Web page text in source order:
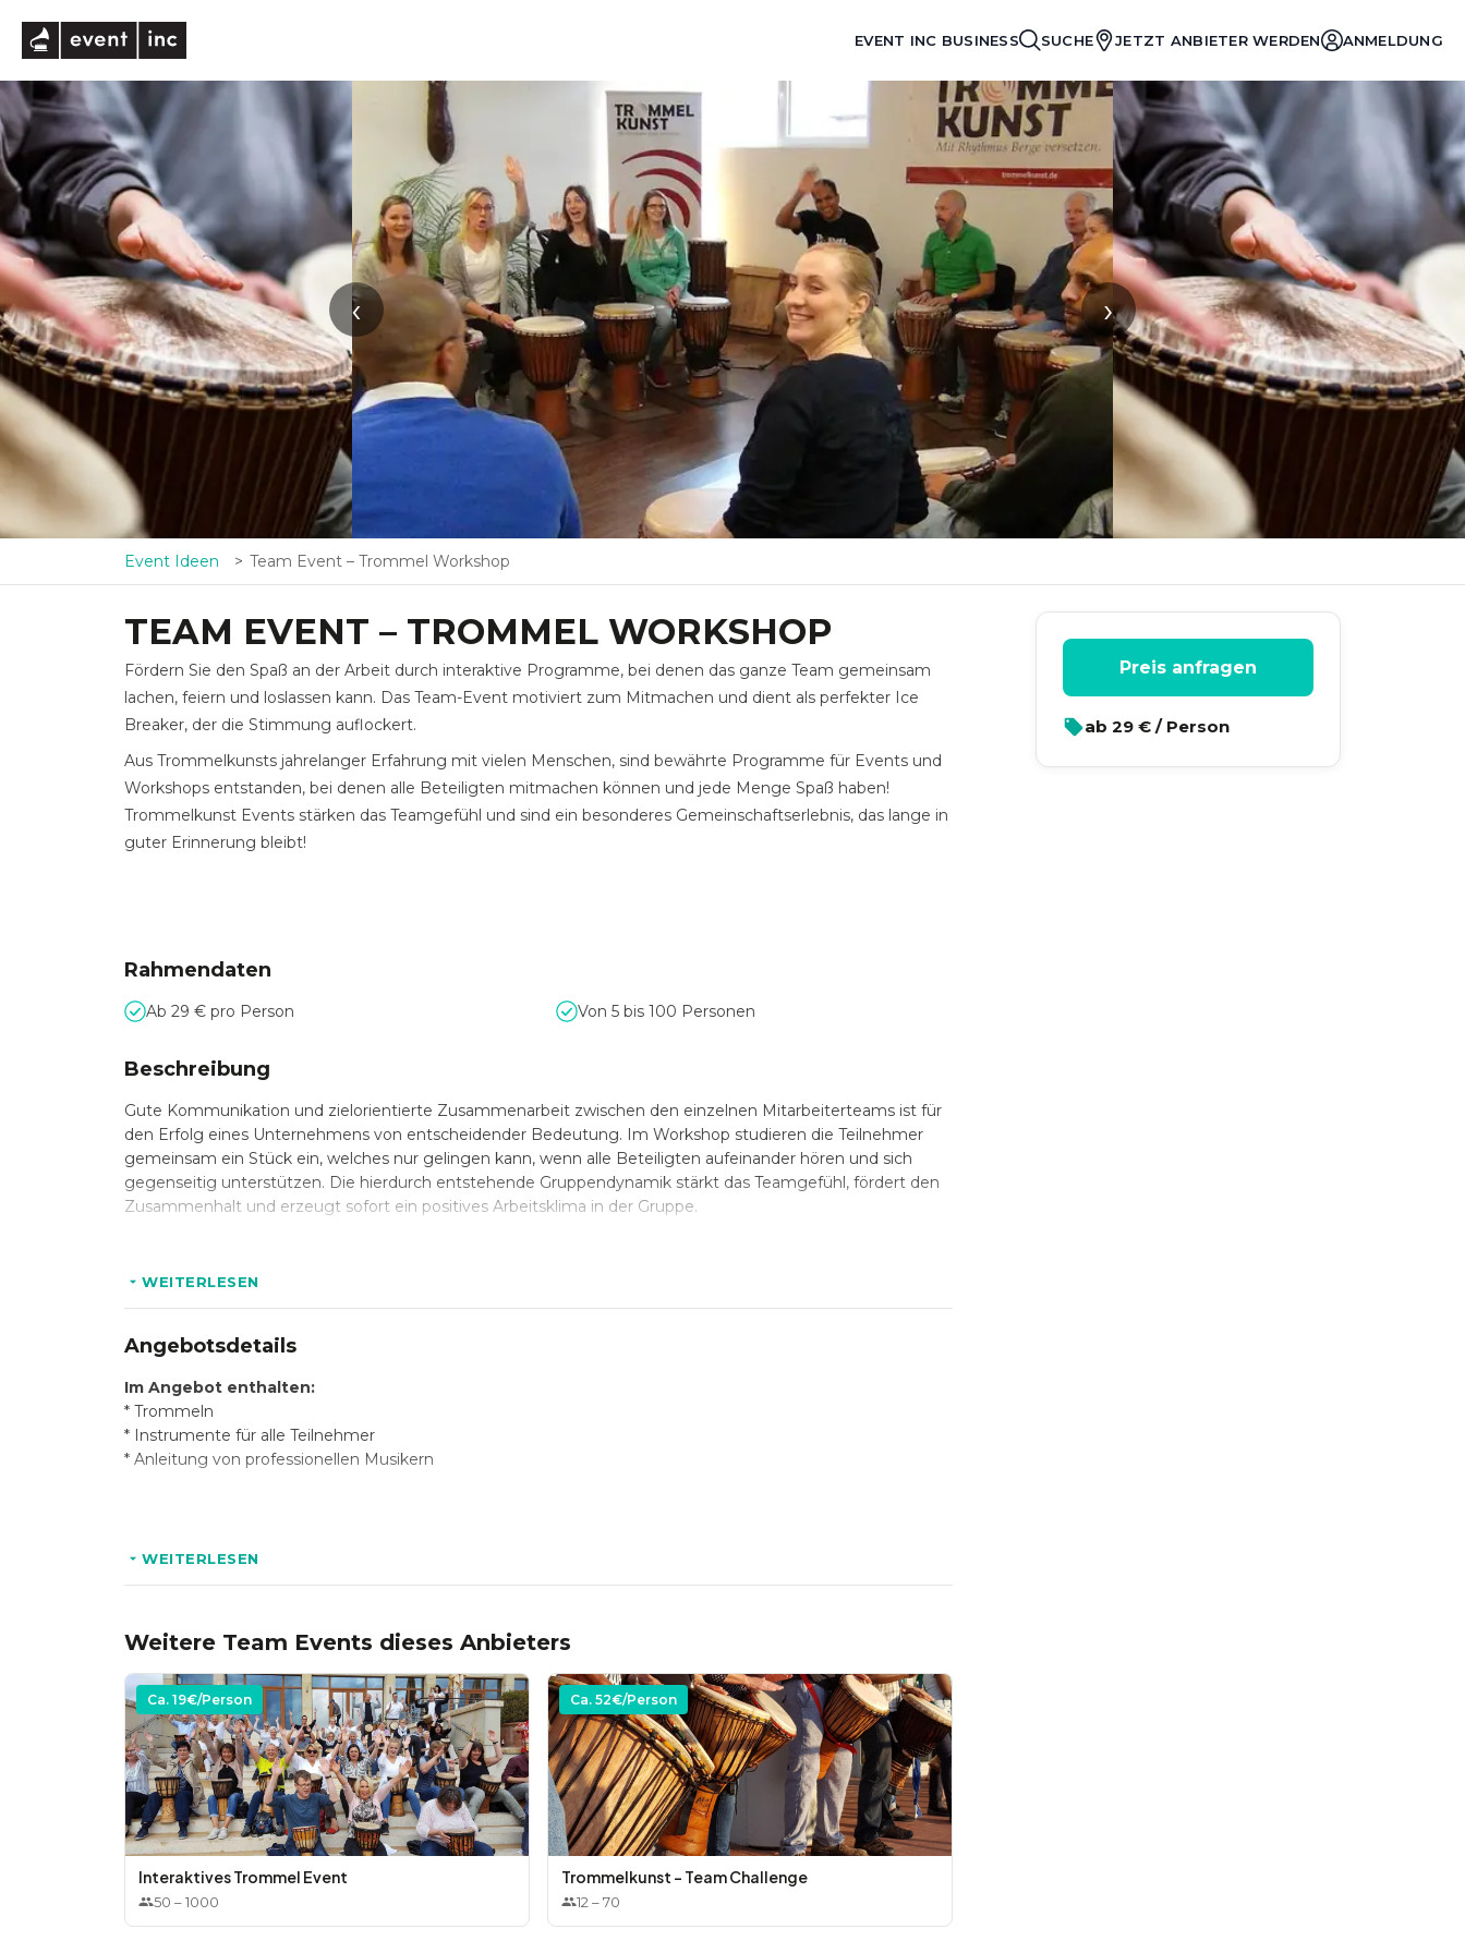
EVENT INC BUSINESS SUCHE JETZT ANBIETER WERDEN ANMELDUNG
‹ ›
Event Ideen Team Event – Trommel Workshop
TEAM EVENT – TROMMEL WORKSHOP
Fördern Sie den Spaß an der Arbeit durch interaktive Programme, bei denen das ganze Team gemeinsam
lachen, feiern und loslassen kann. Das Team-Event motiviert zum Mitmachen und dient als perfekter Ice
Breaker, der die Stimmung auflockert.
Aus Trommelkunsts jahrelanger Erfahrung mit vielen Menschen, sind bewährte Programme für Events und
Workshops entstanden, bei denen alle Beteiligten mitmachen können und jede Menge Spaß haben!
Trommelkunst Events stärken das Teamgefühl und sind ein besonderes Gemeinschaftserlebnis, das lange in
guter Erinnerung bleibt!
Rahmendaten
Ab 29 € pro Person Von 5 bis 100 Personen
Beschreibung
Gute Kommunikation und zielorientierte Zusammenarbeit zwischen den einzelnen Mitarbeiterteams ist für
den Erfolg eines Unternehmens von entscheidender Bedeutung. Im Workshop studieren die Teilnehmer
gemeinsam ein Stück ein, welches nur gelingen kann, wenn alle Beteiligten aufeinander hören und sich
gegenseitig unterstützen. Die hierdurch entstehende Gruppendynamik stärkt das Teamgefühl, fördert den
Zusammenhalt und erzeugt sofort ein positives Arbeitsklima in der Gruppe.
Nutzen Sie ein Teambuilding Event als Icebreaker und lockern Sie die Stimmung auf. Gemeinsam mit den
Teilnehmern erarbeitet das Team die rhythmischen Bausteine des Stücks und unterstützen dabei Kreativität
ist keinerlei musikalisches Vorwissen notwendig. Der Spaß ist vorprogrammiert.
Die Teilnehmer erleben eine positive Atmosphäre, in der gemeinsames Lernen auch gemeinsamen Erfolg
bedeutet. Die so entstehende Dynamik kann dazu beitragen, Konfliktlösungen zu finden und eine
gemeinsame Ausrichtung des Teams zu schaffen. Die Musik wird Ihre Mitarbeiter auf eine unvergessliche
WEITERLESEN
Angebotsdetails
Im Angebot enthalten:
* Trommeln
* Instrumente für alle Teilnehmer
* Anleitung von professionellen Musikern
* Beratungen und Trainings für Führungskräfte,
* Personalentwicklung,
WEITERLESEN
Weitere Team Events dieses Anbieters
Ca. 19€/Person
Interaktives Trommel Event
50 –1000
Ca. 52€/Person
Trommelkunst - Team Challenge
12 –70
Preis anfragen
ab 29 € / Person